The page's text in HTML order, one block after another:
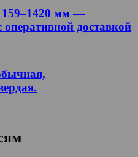
159–1420 мм —
доставкой